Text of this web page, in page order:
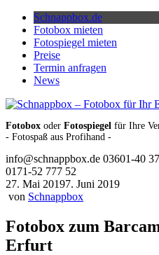
Skip
content
Schnappbox.de
Fotobox mieten
Fotospiegel mieten
Preise
Termin anfragen
News
Fotobox oder Fotospiegel für Ihre
- Fotospaß aus Profihand -
info@schnappbox.de 03601-40
0171-52 777 52
27. Mai 20197. Juni 2019
von Schnappbox
Fotobox zum
Erfurt